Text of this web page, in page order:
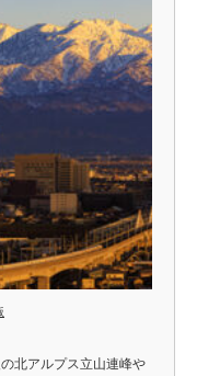
北アルプス立山連峰や